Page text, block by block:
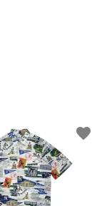
favorite